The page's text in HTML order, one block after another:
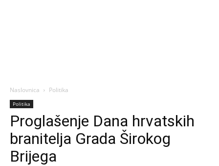
Naslovnica Politika
Politika
Proglašenje Dana hrvatskih
branitelja Grada Širokog
Brijega